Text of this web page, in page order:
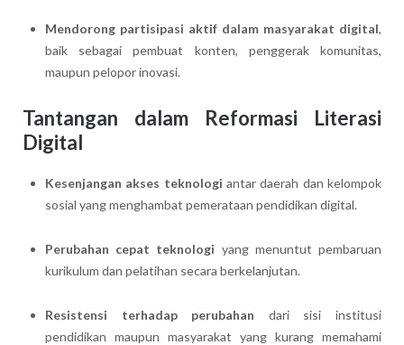
Mendorong partisipasi aktif dalam masyarakat digital,
baik sebagai pembuat konten, penggerak komunitas,
maupun pelopor inovasi.
Tantangan dalam Reformasi Literasi
Digital
Kesenjangan akses teknologi antar daerah dan kelompok
sosial yang menghambat pemerataan pendidikan digital.
Perubahan cepat teknologi yang menuntut pembaruan
kurikulum dan pelatihan secara berkelanjutan.
Resistensi terhadap perubahan dari sisi institusi
pendidikan maupun masyarakat yang kurang memahami